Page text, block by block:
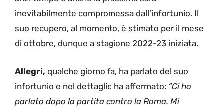
inevitabilmente compromessa dall’infortunio. Il
suo recupero, al momento, è stimato per il mese
di ottobre, dunque a stagione 2022-23 iniziata.
Allegri, qualche giorno fa, ha parlato del suo
infortunio e nel dettaglio ha affermato: “Ci ho
parlato dopo la partita contro la Roma. Mi